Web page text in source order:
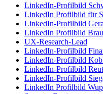
LinkedIn-Profilbild
LinkedIn Profilbild für
LinkedIn-Profilbild
LinkedIn Profilbild
UX-Research-Lead
LinkedIn-Profilbild
LinkedIn-Profilbild
LinkedIn-Profilbild
LinkedIn-Profilbild
LinkedIn Profilbild